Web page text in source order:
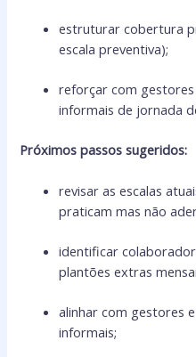
estruturar cobertura
escala preventiva);
reforçar com
informais de jornada
Próximos passos sugeridos:
revisar as escalas
praticam mas não
identificar
plantões extras
alinhar com gestores
informais;